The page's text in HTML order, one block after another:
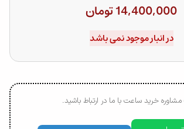
14,400,000تومان
در انبار موجود نمی باشد
خرید ساعت با ما در ارتباط باشید.